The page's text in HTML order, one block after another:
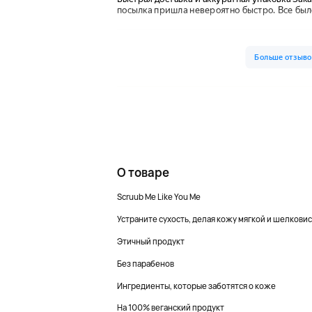
О товаре
Scruub Me Like You Me
Устраните сухость, делая кожу мягкой и
Этичный продукт
Без парабенов
Ингредиенты, которые заботятся о коже
На 100% веганский продукт